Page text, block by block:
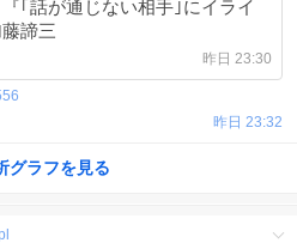
心理学』 加藤諦三
昨日 23:30
昨日 23:32
グラフを見る